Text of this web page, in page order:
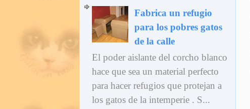
Fabrica un refugio
para los pobres gatos
de la calle
El poder aislante del corcho blanco
hace que sea un material perfecto
para hacer refugios que protejan a
los gatos de la intemperie . S...